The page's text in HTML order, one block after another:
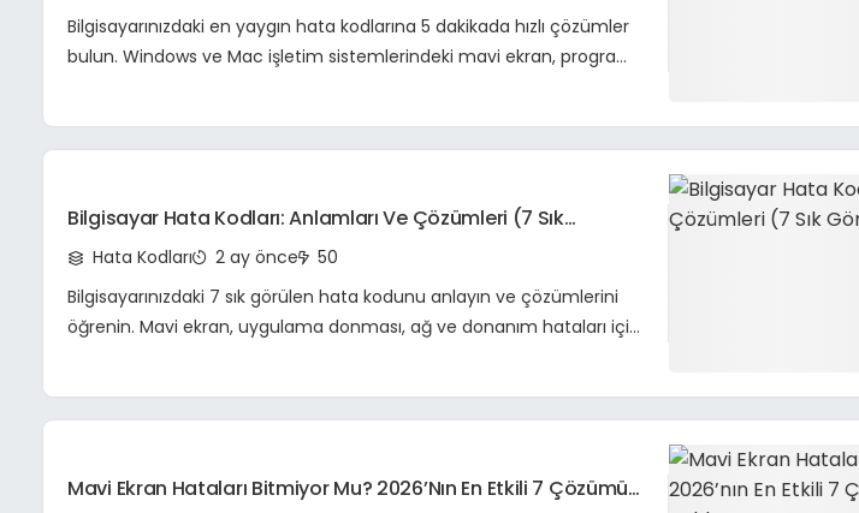
Bilgisayarınızdaki en yaygın hata kodlarına 5 dakikada hızlı çözümler
bulun. Windows ve Mac işletim sistemlerindeki mavi ekran, program
Bilgisayar Hata Kodları: Anlamları Ve Çözümleri (7 Sık
Görülen)
Hata Kodları 2 ay önce
50
Bilgisayarınızdaki 7 sık görülen hata kodunu anlayın ve çözümlerini
öğrenin. Mavi ekran, uygulama donması, ağ ve donanım hataları için
Mavi Ekran Hataları Bitmiyor Mu? 2026’nın En Etkili 7 Çözümü